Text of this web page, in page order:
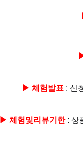
▶ 체험발표 : 신
▶ 체험및리뷰기한: 상